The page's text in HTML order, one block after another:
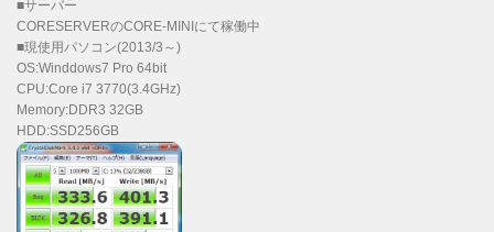
■サーバー
CORESERVERのCORE-MINIにて稼働中
■現使用パソコン(2013/3～)
OS:Winddows7 Pro 64bit
CPU:Core i7 3770(3.4GHz)
Memory:DDR3 32GB
HDD:SSD256GB